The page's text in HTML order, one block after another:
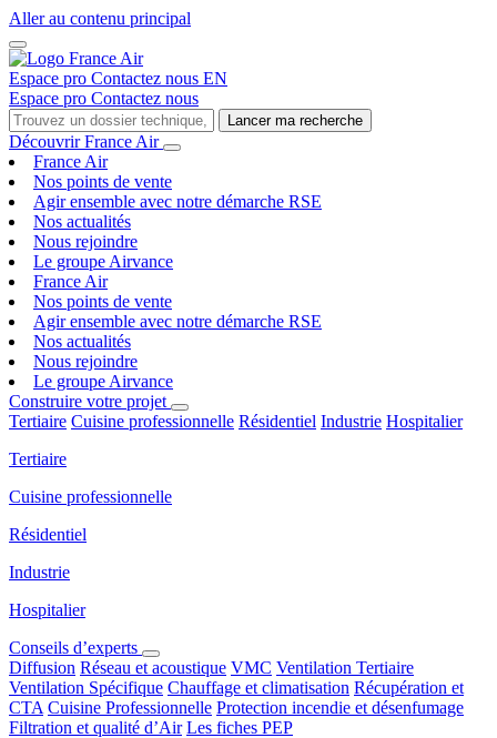
Aller au contenu principal
Espace pro Contactez nous EN
Espace pro Contactez nous
Lancer ma recherche
Découvrir France Air
France Air
Nos points de vente
Agir ensemble avec notre démarche RSE
Nos actualités
Nous rejoindre
Le groupe Airvance
France Air
Nos points de vente
Agir ensemble avec notre démarche RSE
Nos actualités
Nous rejoindre
Le groupe Airvance
Construire votre projet
Tertiaire Cuisine professionnelle Résidentiel Industrie Hospitalier
Tertiaire
Cuisine professionnelle
Résidentiel
Industrie
Hospitalier
Conseils d’experts
Diffusion Réseau et acoustique VMC Ventilation Tertiaire
Ventilation Spécifique Chauffage et climatisation Récupération et
CTA Cuisine Professionnelle Protection incendie et désenfumage
Filtration et qualité d’Air Les fiches PEP